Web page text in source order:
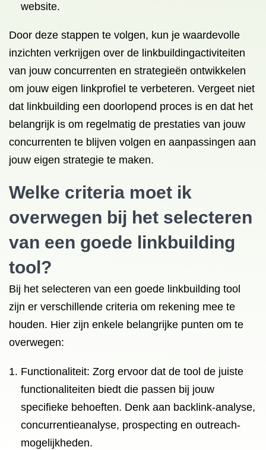
website.
Door deze stappen te volgen, kun je waardevolle
inzichten verkrijgen over de linkbuildingactiviteiten
van jouw concurrenten en strategieën ontwikkelen
om jouw eigen linkprofiel te verbeteren. Vergeet niet
dat linkbuilding een doorlopend proces is en dat het
belangrijk is om regelmatig de prestaties van jouw
concurrenten te blijven volgen en aanpassingen aan
jouw eigen strategie te maken.
Welke criteria moet ik
overwegen bij het selecteren
van een goede linkbuilding
tool?
Bij het selecteren van een goede linkbuilding tool
zijn er verschillende criteria om rekening mee te
houden. Hier zijn enkele belangrijke punten om te
overwegen:
Functionaliteit: Zorg ervoor dat de tool de juiste
functionaliteiten biedt die passen bij jouw
specifieke behoeften. Denk aan backlink-analyse,
concurrentieanalyse, prospecting en outreach-
mogelijkheden.